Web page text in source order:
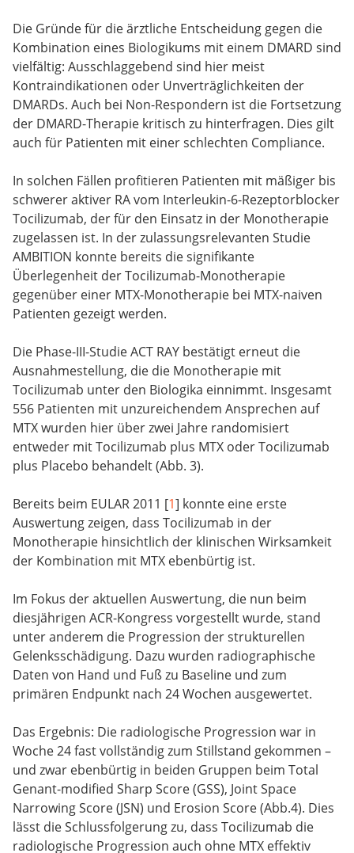
Die Gründe für die ärztliche Entscheidung gegen die
Kombination eines Biologikums mit einem DMARD sind
vielfältig: Ausschlaggebend sind hier meist
Kontraindikationen oder Unverträglichkeiten der
DMARDs. Auch bei Non-Respondern ist die Fortsetzung
der DMARD-Therapie kritisch zu hinterfragen. Dies gilt
auch für Patienten mit einer schlechten Compliance.
In solchen Fällen profitieren Patienten mit mäßiger bis
schwerer aktiver RA vom Interleukin-6-Rezeptorblocker
Tocilizumab, der für den Einsatz in der Monotherapie
zugelassen ist. In der zulassungsrelevanten Studie
AMBITION konnte bereits die signifikante
Überlegenheit der Tocilizumab-Monotherapie
gegenüber einer MTX-Monotherapie bei MTX-naiven
Patienten gezeigt werden.
Die Phase-III-Studie ACT RAY bestätigt erneut die
Ausnahmestellung, die die Monotherapie mit
Tocilizumab unter den Biologika einnimmt. Insgesamt
556 Patienten mit unzureichendem Ansprechen auf
MTX wurden hier über zwei Jahre randomisiert
entweder mit Tocilizumab plus MTX oder Tocilizumab
plus Placebo behandelt (Abb. 3).
Bereits beim EULAR 2011 [1] konnte eine erste
Auswertung zeigen, dass Tocilizumab in der
Monotherapie hinsichtlich der klinischen Wirksamkeit
der Kombination mit MTX ebenbürtig ist.
Im Fokus der aktuellen Auswertung, die nun beim
diesjährigen ACR-Kongress vorgestellt wurde, stand
unter anderem die Progression der strukturellen
Gelenksschädigung. Dazu wurden radiographische
Daten von Hand und Fuß zu Baseline und zum
primären Endpunkt nach 24 Wochen ausgewertet.
Das Ergebnis: Die radiologische Progression war in
Woche 24 fast vollständig zum Stillstand gekommen –
und zwar ebenbürtig in beiden Gruppen beim Total
Genant-modified Sharp Score (GSS), Joint Space
Narrowing Score (JSN) und Erosion Score (Abb.4). Dies
lässt die Schlussfolgerung zu, dass Tocilizumab die
radiologische Progression auch ohne MTX effektiv